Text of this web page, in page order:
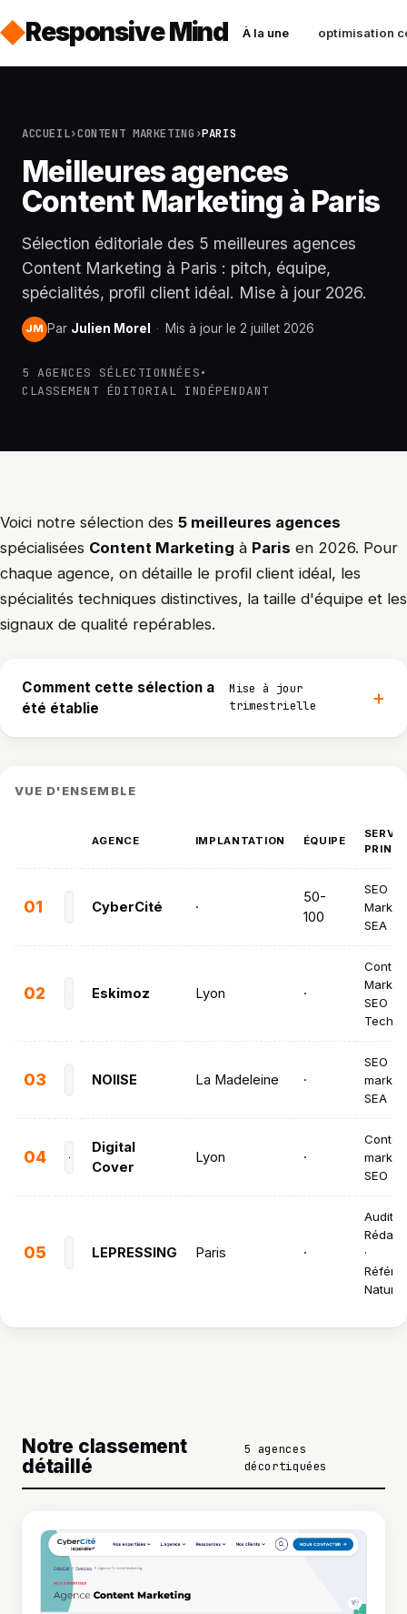
Responsive Mind À la une optimisation
ACCUEIL›CONTENT MARKETING ›PARIS
Meilleures agences
Content Marketing à Paris
Sélection éditoriale des 5 meilleures agences
Content Marketing à Paris : pitch, équipe,
spécialités, profil client idéal. Mise à jour 2026.
JM Par Julien Morel · Mis à jour le 2 juillet 2026
5 AGENCES SÉLECTIONNÉES•
CLASSEMENT ÉDITORIAL INDÉPENDANT
Voici notre sélection des 5 meilleures agences
spécialisées Content Marketing à Paris en 2026. Pour
chaque agence, on détaille le profil client idéal, les
spécialités techniques distinctives, la taille d'équipe et les
signaux de qualité repérables.
Comment cette sélection a
été établie
Mise à jour
trimestrielle
VUE D'ENSEMBLE
AGENCE IMPLANTATION ÉQUIPE
01 CyberCité ·
50-
100
SEO ·
SEA
02 Eskimoz Lyon ·
SEO ·
03 NOIISE La Madeleine ·
SEO ·
SEA
04
Digital
Cover
Lyon ·
SEO ·
05 LEPRESSING Paris ·
Audit
·
Naturel
Notre classement
détaillé
5 agences
décortiquées